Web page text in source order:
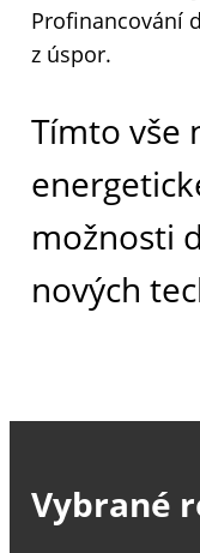
Profinancování
z úspor.
Tímto vše
možnosti
nových
Vybrané